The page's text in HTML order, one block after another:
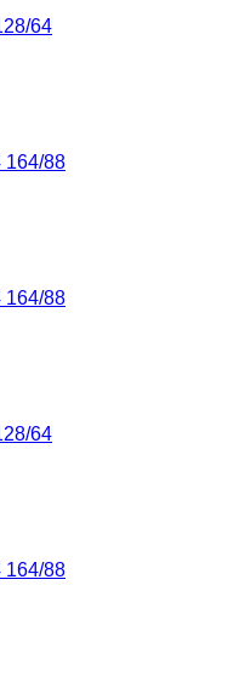
64
164/88
164/88
64
164/88